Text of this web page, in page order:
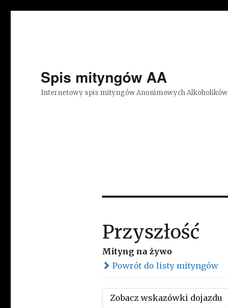
Spis mityngów AA
Internetowy spis mityngów Anonimowych Alkoholików
Przyszłość
Mityng na żywo
Powrót do listy mityngów
Zobacz wskazówki dojazdu